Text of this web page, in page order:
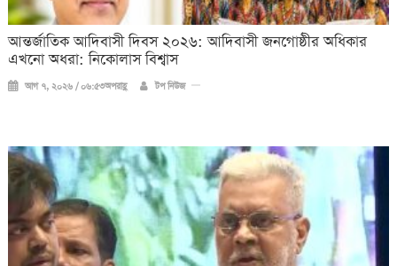
আন্তর্জাতিক আদিবাসী দিবস ২০২৬: আদিবাসী জনগোষ্ঠীর অধিকার
এখনো অধরা: নিকোলাস বিশ্বাস
আগ ৭, ২০২৬ / ০৬:৫৩অপরাহ্ণ টপ নিউজ